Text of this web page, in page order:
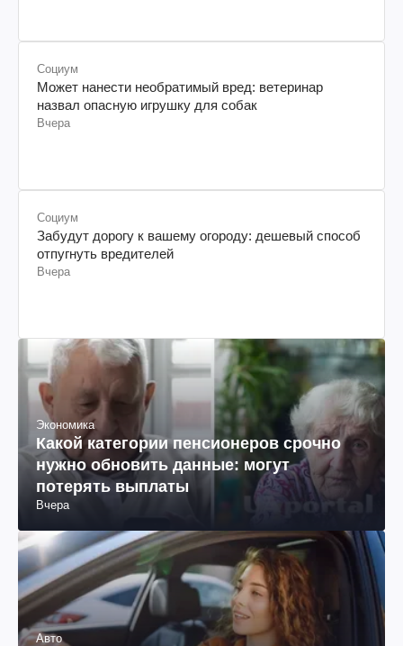
Социум
Может нанести необратимый вред: ветеринар
назвал опасную игрушку для собак
Вчера
Социум
Забудут дорогу к вашему огороду: дешевый способ
отпугнуть вредителей
Вчера
Экономика
Какой категории пенсионеров срочно
нужно обновить данные: могут
потерять выплаты
Вчера
Авто